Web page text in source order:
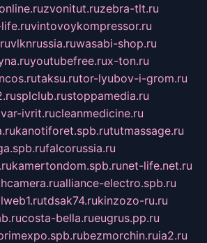
zvonitut.ruzebra-tlt.ru
vintovoykompressor.ru
vlknrussia.ruwasabi-shop.ru
youtubefree.rux-ton.ru
taksu.rutor-lyubov-i-grom.ru
splclub.rustoppamedia.ru
ivrit.rucleanmedicine.ru
kanotiforet.spb.rututmassage.ru
falcorussia.ru
kamertondom.spb.runet-life.net.ru
alliance-electro.spb.ru
tdsak74.rukinzozo-ru.ru
costa-bella.rueugrus.pp.ru
bezmorchin.ruia2.ru